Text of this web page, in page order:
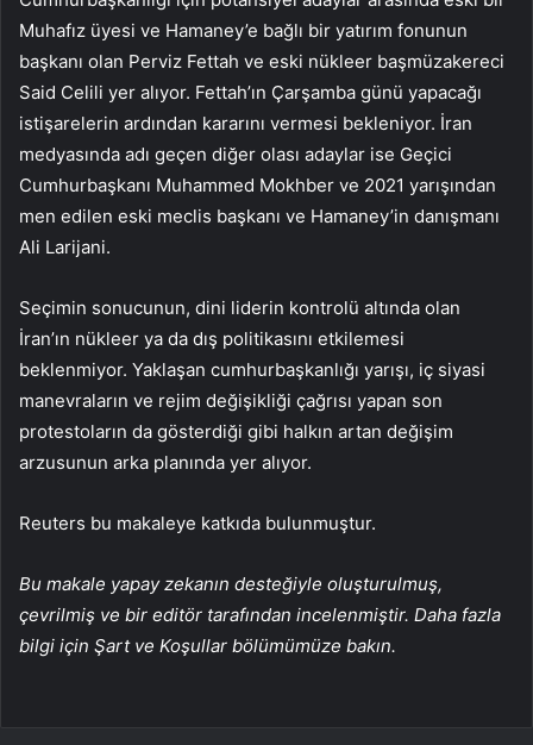
Muhafız üyesi ve Hamaney’e bağlı bir yatırım fonunun
başkanı olan Perviz Fettah ve eski nükleer başmüzakereci
Said Celili yer alıyor. Fettah’ın Çarşamba günü yapacağı
istişarelerin ardından kararını vermesi bekleniyor. İran
medyasında adı geçen diğer olası adaylar ise Geçici
Cumhurbaşkanı Muhammed Mokhber ve 2021 yarışından
men edilen eski meclis başkanı ve Hamaney’in danışmanı
Ali Larijani.
Seçimin sonucunun, dini liderin kontrolü altında olan
İran’ın nükleer ya da dış politikasını etkilemesi
beklenmiyor. Yaklaşan cumhurbaşkanlığı yarışı, iç siyasi
manevraların ve rejim değişikliği çağrısı yapan son
protestoların da gösterdiği gibi halkın artan değişim
arzusunun arka planında yer alıyor.
Reuters bu makaleye katkıda bulunmuştur.
Bu makale yapay zekanın desteğiyle oluşturulmuş,
çevrilmiş ve bir editör tarafından incelenmiştir. Daha fazla
bilgi için Şart ve Koşullar bölümümüze bakın.